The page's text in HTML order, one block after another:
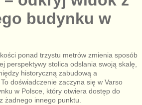
budynku w
ponad trzystu metrów zmienia sposób
perspektywy stolica odsłania swoją skalę,
historyczną zabudową a
doświadczenie zaczyna się w Varso
w Polsce, który otwiera dostęp do
żadnego innego punktu.